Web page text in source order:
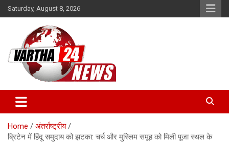
Skip
to
Saturday, August 8, 2026
Vartha 24
Home
अंतर्राष्ट्रीय
ब्रिटेन में हिंदू समुदाय को झटका: चर्च और मुस्लिम समूह को मिली पूजा स्थल के